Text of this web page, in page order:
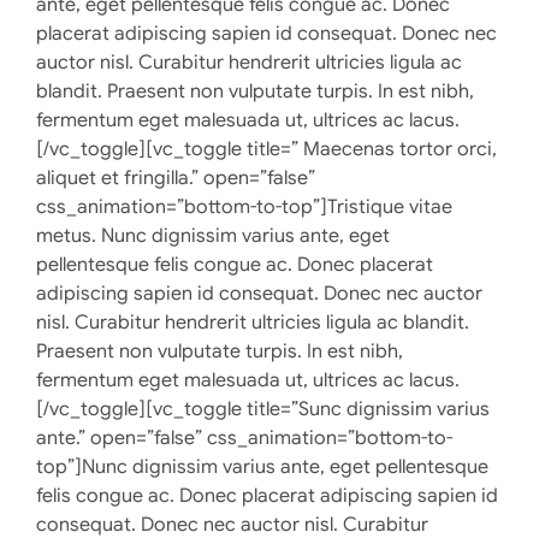
ante, eget pellentesque felis congue ac. Donec
placerat adipiscing sapien id consequat. Donec nec
auctor nisl. Curabitur hendrerit ultricies ligula ac
blandit. Praesent non vulputate turpis. In est nibh,
fermentum eget malesuada ut, ultrices ac lacus.
[/vc_toggle][vc_toggle title=” Maecenas tortor orci,
aliquet et fringilla.” open=”false”
css_animation=”bottom-to-top”]Tristique vitae
metus. Nunc dignissim varius ante, eget
pellentesque felis congue ac. Donec placerat
adipiscing sapien id consequat. Donec nec auctor
nisl. Curabitur hendrerit ultricies ligula ac blandit.
Praesent non vulputate turpis. In est nibh,
fermentum eget malesuada ut, ultrices ac lacus.
[/vc_toggle][vc_toggle title=”Sunc dignissim varius
ante.” open=”false” css_animation=”bottom-to-
top”]Nunc dignissim varius ante, eget pellentesque
felis congue ac. Donec placerat adipiscing sapien id
consequat. Donec nec auctor nisl. Curabitur